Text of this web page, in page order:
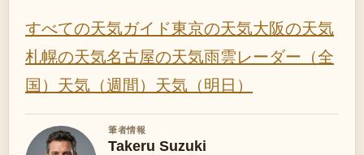
すべての天気ガイド東京の天気大阪の天気
札幌の天気名古屋の天気雨雲レーダー（全
国） 天気（週間） 天気（明日）
筆者情報
Takeru Suzuki